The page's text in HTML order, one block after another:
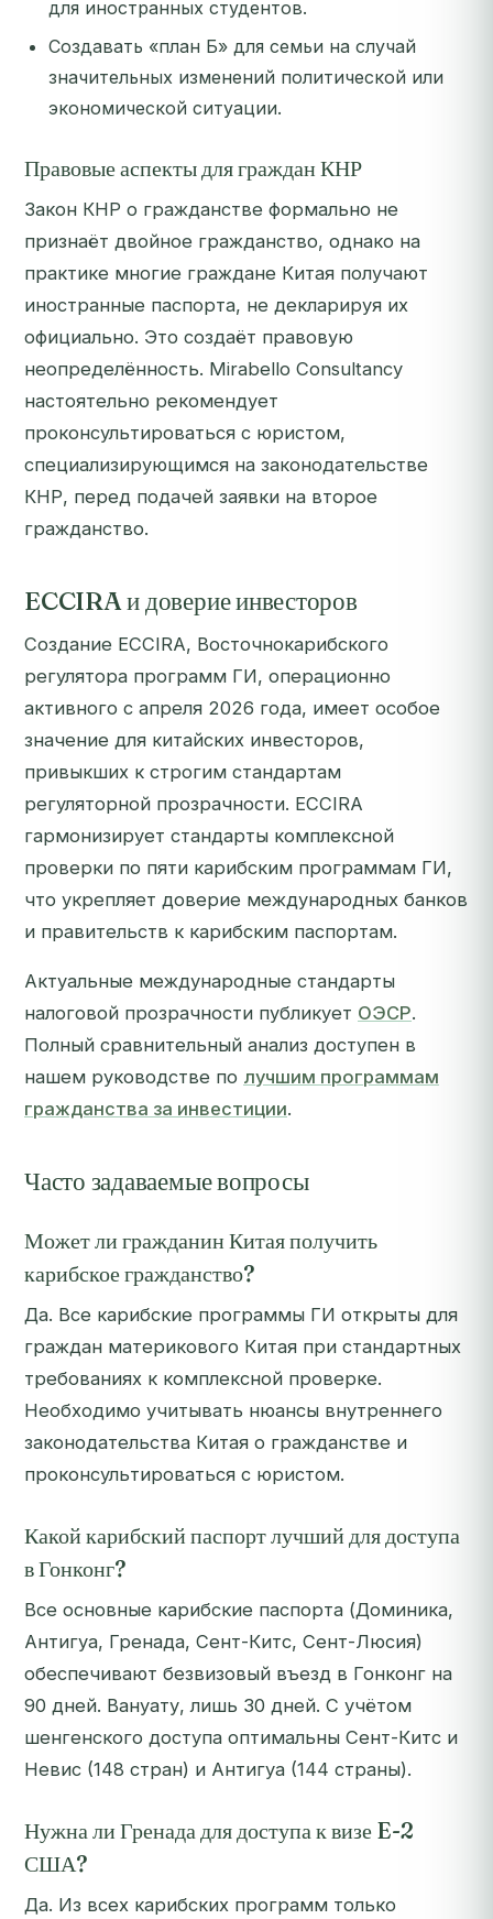
для иностранных студентов.
Создавать «план Б» для семьи на случай
значительных изменений политической или
экономической ситуации.
Правовые аспекты для граждан КНР
Закон КНР о гражданстве формально не
признаёт двойное гражданство, однако на
практике многие граждане Китая получают
иностранные паспорта, не декларируя их
официально. Это создаёт правовую
неопределённость. Mirabello Consultancy
настоятельно рекомендует
проконсультироваться с юристом,
специализирующимся на законодательстве
КНР, перед подачей заявки на второе
гражданство.
ECCIRA и доверие инвесторов
Создание ECCIRA, Восточнокарибского
регулятора программ ГИ, операционно
активного с апреля 2026 года, имеет особое
значение для китайских инвесторов,
привыкших к строгим стандартам
регуляторной прозрачности. ECCIRA
гармонизирует стандарты комплексной
проверки по пяти карибским программам ГИ,
что укрепляет доверие международных банков
и правительств к карибским паспортам.
Актуальные международные стандарты
налоговой прозрачности публикует ОЭСР.
Полный сравнительный анализ доступен в
нашем руководстве по лучшим программам
гражданства за инвестиции.
Часто задаваемые вопросы
Может ли гражданин Китая получить
карибское гражданство?
Да. Все карибские программы ГИ открыты для
граждан материкового Китая при стандартных
требованиях к комплексной проверке.
Необходимо учитывать нюансы внутреннего
законодательства Китая о гражданстве и
проконсультироваться с юристом.
Какой карибский паспорт лучший для доступа
в Гонконг?
Все основные карибские паспорта (Доминика,
Антигуа, Гренада, Сент-Китс, Сент-Люсия)
обеспечивают безвизовый въезд в Гонконг на
90 дней. Вануату, лишь 30 дней. С учётом
шенгенского доступа оптимальны Сент-Китс и
Невис (148 стран) и Антигуа (144 страны).
Нужна ли Гренада для доступа к визе E-2
США?
Да. Из всех карибских программ только